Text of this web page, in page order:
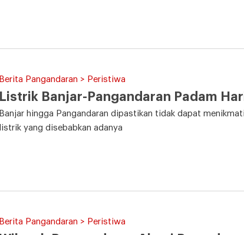
Berita Pangandaran > Peristiwa
Listrik Banjar-Pangandaran Padam
Banjar hingga Pangandaran dipastikan tidak dapat
listrik yang disebabkan adanya
Berita Pangandaran > Peristiwa